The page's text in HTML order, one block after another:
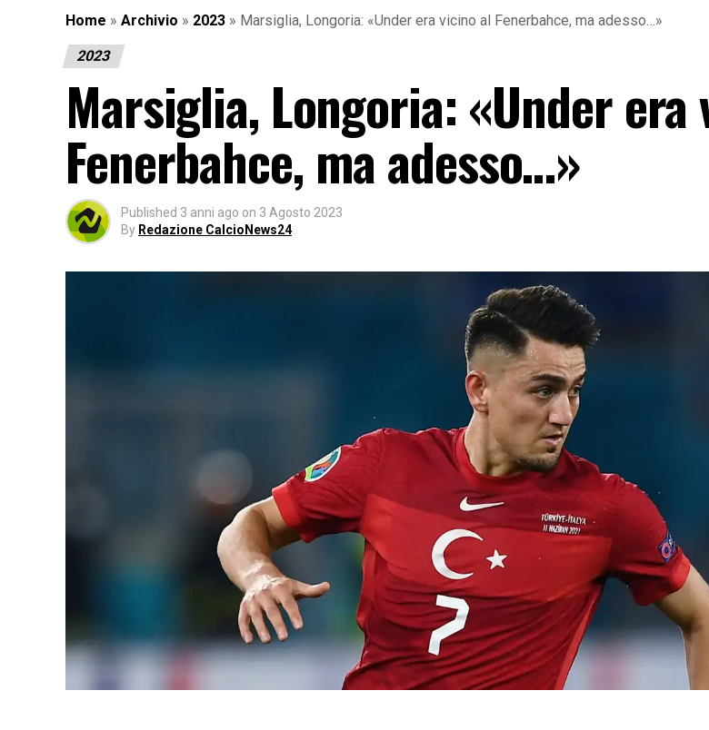
Home » Archivio » 2023 » Marsiglia, Longoria: «Under era vicino al Fenerbahce, ma adesso…»
2023
Marsiglia, Longoria: «Under era
Fenerbahce, ma adesso…»
Published 3 anni ago on 3 Agosto 2023
By Redazione CalcioNews24